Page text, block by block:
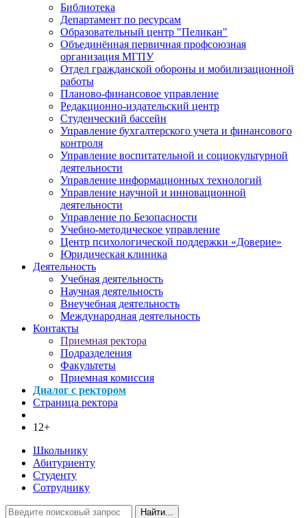
Библиотека
Департамент по ресурсам
Образовательный центр "Пеликан"
Объединённая первичная профсоюзная
организация МГПУ
Отдел гражданской обороны и мобилизационной
работы
Планово-финансовое управление
Редакционно-издательский центр
Студенческий бассейн
Управление бухгалтерского учета и финансового
контроля
Управление воспитательной и социокультурной
деятельности
Управление информационных технологий
Управление научной и инновационной
деятельности
Управление по Безопасности
Учебно-методическое управление
Центр психологической поддержки «Доверие»
Юридическая клиника
Деятельность
Учебная деятельность
Научная деятельность
Внеучебная деятельность
Международная деятельность
Контакты
Приемная ректора
Подразделения
Факультеты
Приемная комиссия
Диалог с ректором
Страница ректора
12+
Школьнику
Абитуриенту
Студенту
Сотруднику
Найти...